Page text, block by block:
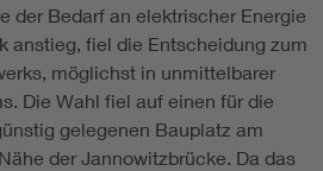
der Bedarf an elektrischer Energie
anstieg, fiel die Entscheidung zum
möglichst in unmittelbarer
Die Wahl fiel auf einen für die
gelegenen Bauplatz am
der Jannowitzbrücke. Da das